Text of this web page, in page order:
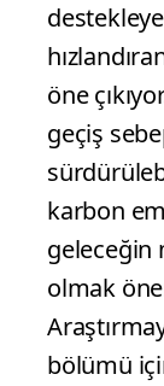
öne
geçiş
karbon
geleceğin
olmak
bölümü